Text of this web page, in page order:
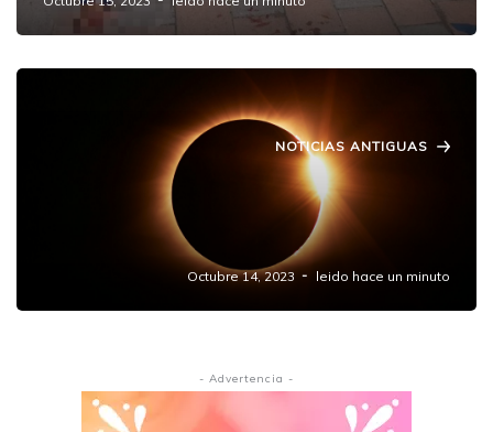
NOTICIAS ANTIGUAS
🌞✨ ¿Te perdiste el eclipse solar anular en
México? ¡No te preocupes, otro increíble
evento celeste está en camino! 🌑✨
Octubre 14, 2023 leido hace un minuto
- Advertencia -